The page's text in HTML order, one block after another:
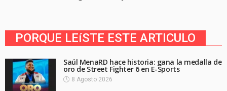
PORQUE LEíSTE ESTE ARTICULO
Saúl MenaRD hace historia: gana la medalla de
oro de Street Fighter 6 en E-Sports
8 Agosto 2026